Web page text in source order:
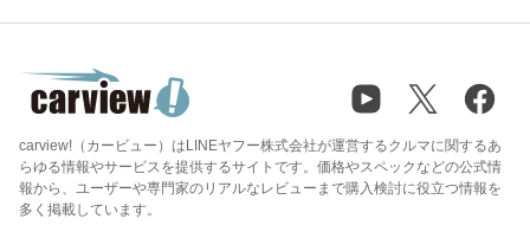
carview!（カービュー）はLINEヤフー株式会社が運営するクルマに関するあ
らゆる情報やサービスを提供するサイトです。価格やスペックなどの公式情
報から、ユーザーや専門家のリアルなレビューまで購入検討に役立つ情報を
多く掲載しています。